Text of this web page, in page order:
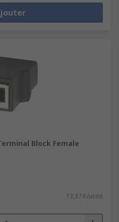
Block Female
13,37 €/unité